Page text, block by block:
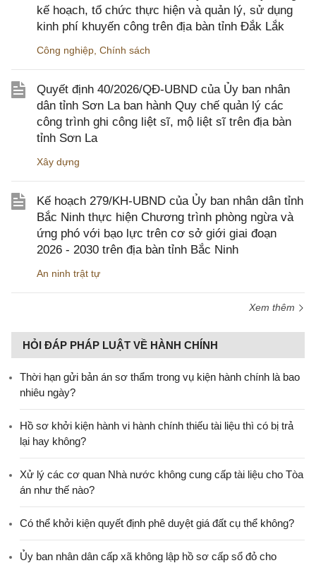
kế hoạch, tổ chức thực hiện và quản lý, sử dụng
kinh phí khuyến công trên địa bàn tỉnh Đắk Lắk
Công nghiệp Chính sách
Quyết định 40/2026/QĐ-UBND của Ủy ban nhân
dân tỉnh Sơn La ban hành Quy chế quản lý các
công trình ghi công liệt sĩ, mộ liệt sĩ trên địa bàn
tỉnh Sơn La
Xây dựng
Kế hoạch 279/KH-UBND của Ủy ban nhân dân tỉnh
Bắc Ninh thực hiện Chương trình phòng ngừa và
ứng phó với bạo lực trên cơ sở giới giai đoạn
2026 - 2030 trên địa bàn tỉnh Bắc Ninh
An ninh trật tự
Xem thêm
HỎI ĐÁP PHÁP LUẬT VỀ HÀNH CHÍNH
Thời hạn gửi bản án sơ thẩm trong vụ kiện hành chính là bao
nhiêu ngày?
Hồ sơ khởi kiện hành vi hành chính thiếu tài liệu thì có bị trả
lại hay không?
Xử lý các cơ quan Nhà nước không cung cấp tài liệu cho Tòa
án như thế nào?
Có thể khởi kiện quyết định phê duyệt giá đất cụ thể không?
Ủy ban nhân dân cấp xã không lập hồ sơ cấp sổ đỏ cho